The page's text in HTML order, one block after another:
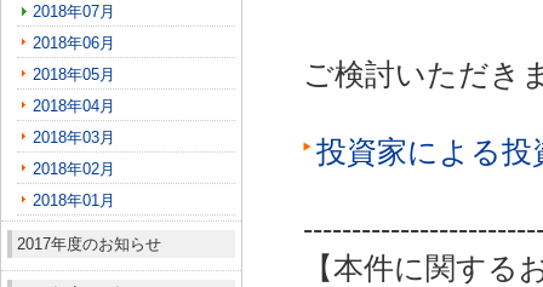
2018年07月
2018年06月
2018年05月
2018年04月
2018年03月
2018年02月
2018年01月
2017年度のお知らせ
ご検討いただき
投資家による
【本件に関する